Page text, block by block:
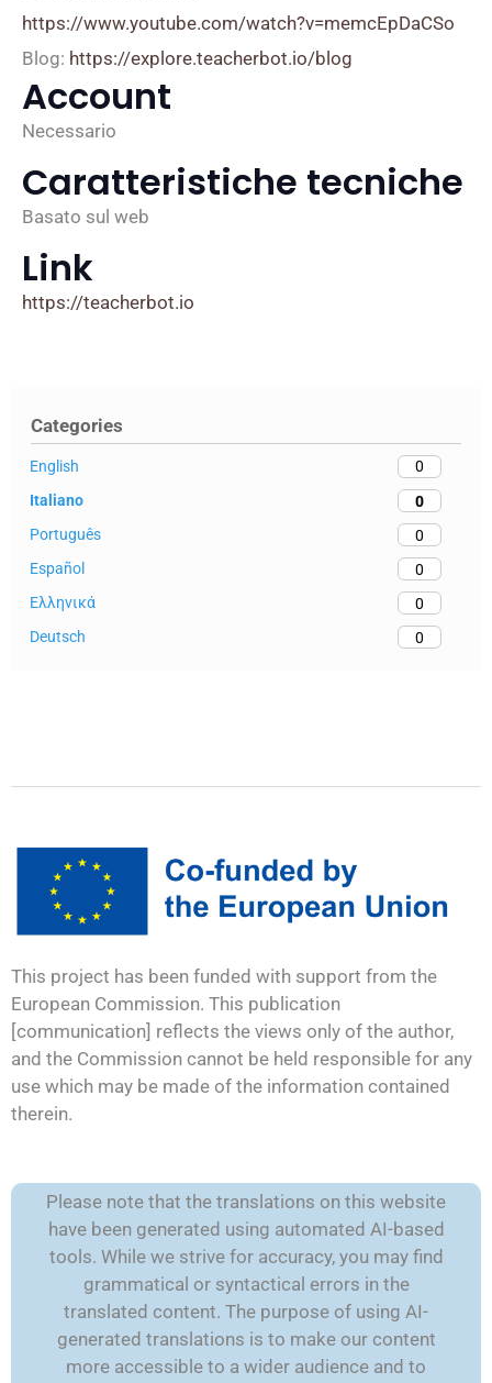
Categories
English
0
Italiano
0
Português
0
Español
0
Ελληνικά
0
Deutsch
0
https://www.youtube.com/watch?v=memcEpDaCSo
Blog: https://explore.teacherbot.io/blog
Account
Necessario
Caratteristiche tecniche
Basato sul web
Link
https://teacherbot.io
This project has been funded with support from the
European Commission. This publication
[communication] reflects the views only of the author,
and the Commission cannot be held responsible for any
use which may be made of the information contained
therein.
Please note that the translations on this website
have been generated using automated AI-based
tools. While we strive for accuracy, you may find
grammatical or syntactical errors in the
translated content. The purpose of using AI-
generated translations is to make our content
more accessible to a wider audience and to